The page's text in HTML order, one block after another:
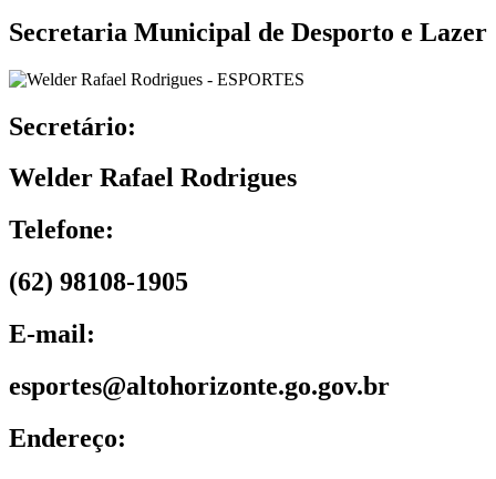
Secretaria Municipal de Desporto e Lazer
Secretário:
Welder Rafael Rodrigues
Telefone:
(62) 98108-1905
E-mail:
esportes@altohorizonte.go.gov.br
Endereço: